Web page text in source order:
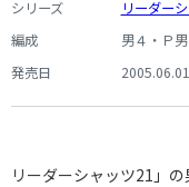
シリーズ
リーダー
編成
男４・Ｐ
発売日
2005.06.01
リーダーシャッツ21」